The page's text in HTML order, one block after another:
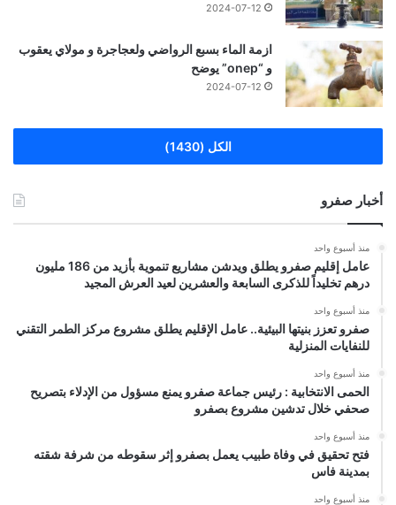
2024-07-12
ازمة الماء بسبع الرواضي ولعجاجرة و مولاي يعقوب
و “onep” يوضح
2024-07-12
الكل (1430)
أخبار صفرو
منذ أسبوع واحد
عامل إقليم صفرو يطلق ويدشن مشاريع تنموية بأزيد من 186 مليون
درهم تخليداً للذكرى السابعة والعشرين لعيد العرش المجيد
منذ أسبوع واحد
صفرو تعزز بنيتها البيئية.. عامل الإقليم يطلق مشروع مركز الطمر التقني
للنفايات المنزلية
منذ أسبوع واحد
الحمى الانتخابية : رئيس جماعة صفرو يمنع مسؤول من الإدلاء بتصريح
صحفي خلال تدشين مشروع بصفرو
منذ أسبوع واحد
فتح تحقيق في وفاة طبيب يعمل بصفرو إثر سقوطه من شرفة شقته
بمدينة فاس
منذ أسبوع واحد